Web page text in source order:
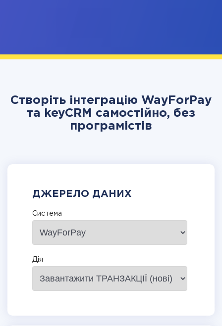
Створіть інтеграцію WayForPay
та keyCRM самостійно, без
програмістів
ДЖЕРЕЛО ДАНИХ
Система
Дія